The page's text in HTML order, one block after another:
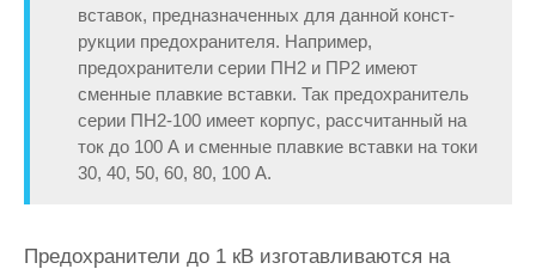
вставок, предназначенных для данной конст­
рукции предохранителя. Например,
предохранители серии ПН2 и ПР2 имеют
сменные плавкие вставки. Так предохранитель
серии ПН2-100 имеет корпус, рассчитанный на
ток до 100 А и сменные плавкие вставки на токи
30, 40, 50, 60, 80, 100 А.
Предохранители до 1 кВ изготавливаются на